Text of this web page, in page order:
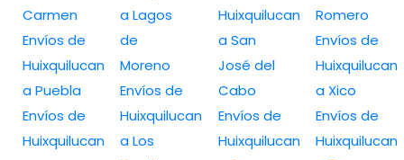
Carmen
Envíos de
Huixquilucan
a Puebla
Envíos de
Huixquilucan
a Lagos
de
Moreno
Envíos de
Huixquilucan
a Los
Huixquilucan
a San
José del
Cabo
Envíos de
Huixquilucan
Romero
Envíos de
Huixquilucan
a Xico
Envíos de
Huixquilucan